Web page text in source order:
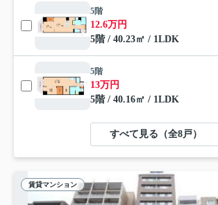
5階
12.6万円
5階 / 40.23㎡ / 1LDK
5階
13万円
5階 / 40.16㎡ / 1LDK
すべて見る（全8戸）
賃貸マンション